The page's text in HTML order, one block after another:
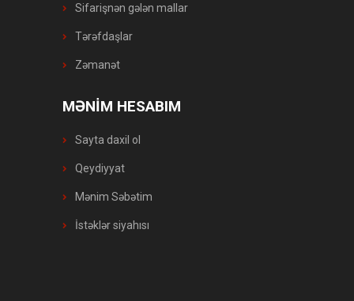
Sifarişnən gələn mallar
Tərəfdaşlar
Zəmanət
MƏNİM HESABIM
Sayta daxil ol
Qeydiyyat
Mənim Səbətim
İstəklər siyahısı